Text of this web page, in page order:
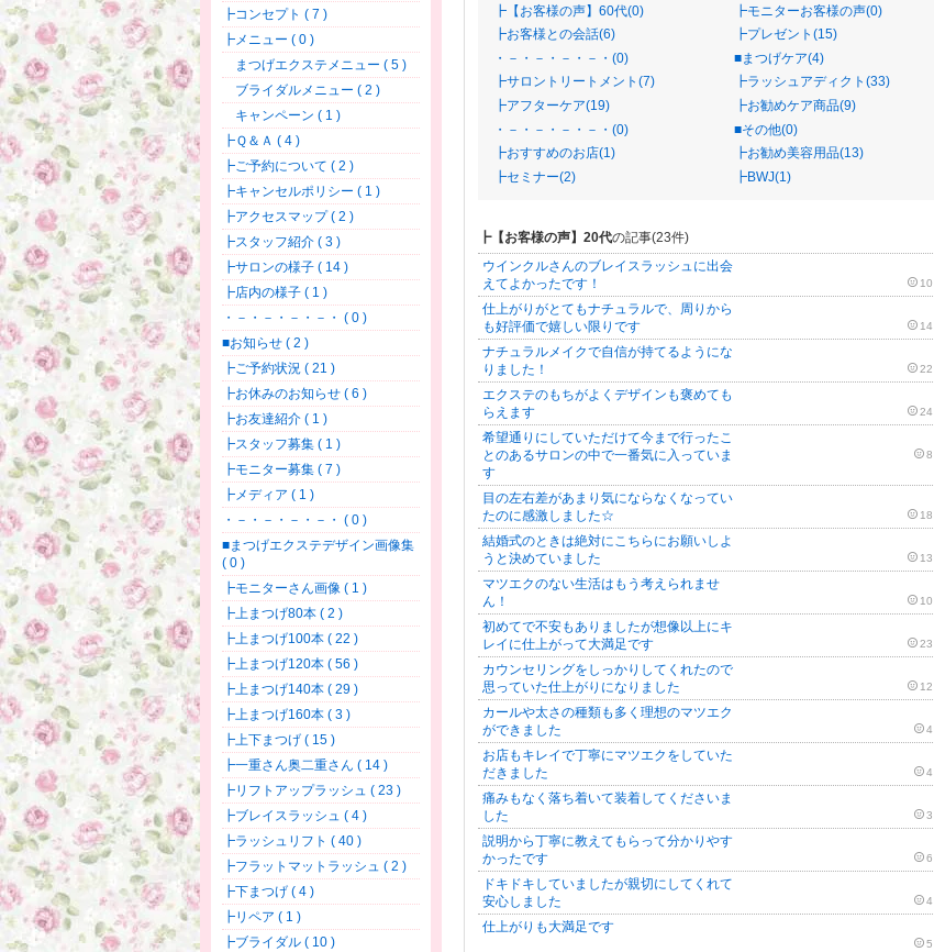
┣【お客様の声】60代(0)
┣モニターお客様の声(0)
┣お客様との会話(6)
┣プレゼント(15)
・－・－・－・－・(0)
■まつげケア(4)
┣サロントリートメント(7)
┣ラッシュアディクト(33)
┣アフターケア(19)
┣お勧めケア商品(9)
・－・－・－・－・(0)
■その他(0)
┣おすすめのお店(1)
┣お勧め美容用品(13)
┣セミナー(2)
┣BWJ(1)
┣【お客様の声】20代の記事(23件)
ウインクルさんのブレイスラッシュに出会
えてよかったです！
10
仕上がりがとてもナチュラルで、周りから
も好評価で嬉しい限りです
14
ナチュラルメイクで自信が持てるようにな
りました！
22
エクステのもちがよくデザインも褒めても
らえます
24
希望通りにしていただけて今まで行ったこ
とのあるサロンの中で一番気に入っていま
す
8
目の左右差があまり気にならなくなってい
たのに感激しました☆
18
結婚式のときは絶対にこちらにお願いしよ
うと決めていました
13
マツエクのない生活はもう考えられませ
ん！
10
初めてで不安もありましたが想像以上にキ
レイに仕上がって大満足です
23
カウンセリングをしっかりしてくれたので
思っていた仕上がりになりました
12
カールや太さの種類も多く理想のマツエク
ができました
4
お店もキレイで丁寧にマツエクをしていた
だきました
4
痛みもなく落ち着いて装着してくださいま
した
3
説明から丁寧に教えてもらって分かりやす
かったです
6
ドキドキしていましたが親切にしてくれて
安心しました
4
仕上がりも大満足です
5
┣コンセプト ( 7 )
┣メニュー ( 0 )
まつげエクステメニュー ( 5 )
ブライダルメニュー ( 2 )
キャンペーン ( 1 )
┣Ｑ＆Ａ ( 4 )
┣ご予約について ( 2 )
┣キャンセルポリシー ( 1 )
┣アクセスマップ ( 2 )
┣スタッフ紹介 ( 3 )
┣サロンの様子 ( 14 )
┣店内の様子 ( 1 )
・－・－・－・－・ ( 0 )
■お知らせ ( 2 )
┣ご予約状況 ( 21 )
┣お休みのお知らせ ( 6 )
┣お友達紹介 ( 1 )
┣スタッフ募集 ( 1 )
┣モニター募集 ( 7 )
┣メディア ( 1 )
・－・－・－・－・ ( 0 )
■まつげエクステデザイン画像集
( 0 )
┣モニターさん画像 ( 1 )
┣上まつげ80本 ( 2 )
┣上まつげ100本 ( 22 )
┣上まつげ120本 ( 56 )
┣上まつげ140本 ( 29 )
┣上まつげ160本 ( 3 )
┣上下まつげ ( 15 )
┣一重さん奥二重さん ( 14 )
┣リフトアップラッシュ ( 23 )
┣ブレイスラッシュ ( 4 )
┣ラッシュリフト ( 40 )
┣フラットマットラッシュ ( 2 )
┣下まつげ ( 4 )
┣リペア ( 1 )
┣ブライダル ( 10 )